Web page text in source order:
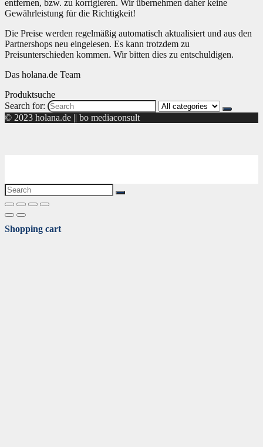
entfernen, bzw. zu korrigieren. Wir übernehmen daher keine
Gewährleistung für die Richtigkeit!
Die Preise werden regelmäßig automatisch aktualisiert und aus den
Partnershops neu eingelesen. Es kann trotzdem zu
Preisunterschieden kommen. Wir bitten dies zu entschuldigen.
Das holana.de Team
Produktsuche
Search for:
© 2023 holana.de || bo mediaconsult
Shopping cart